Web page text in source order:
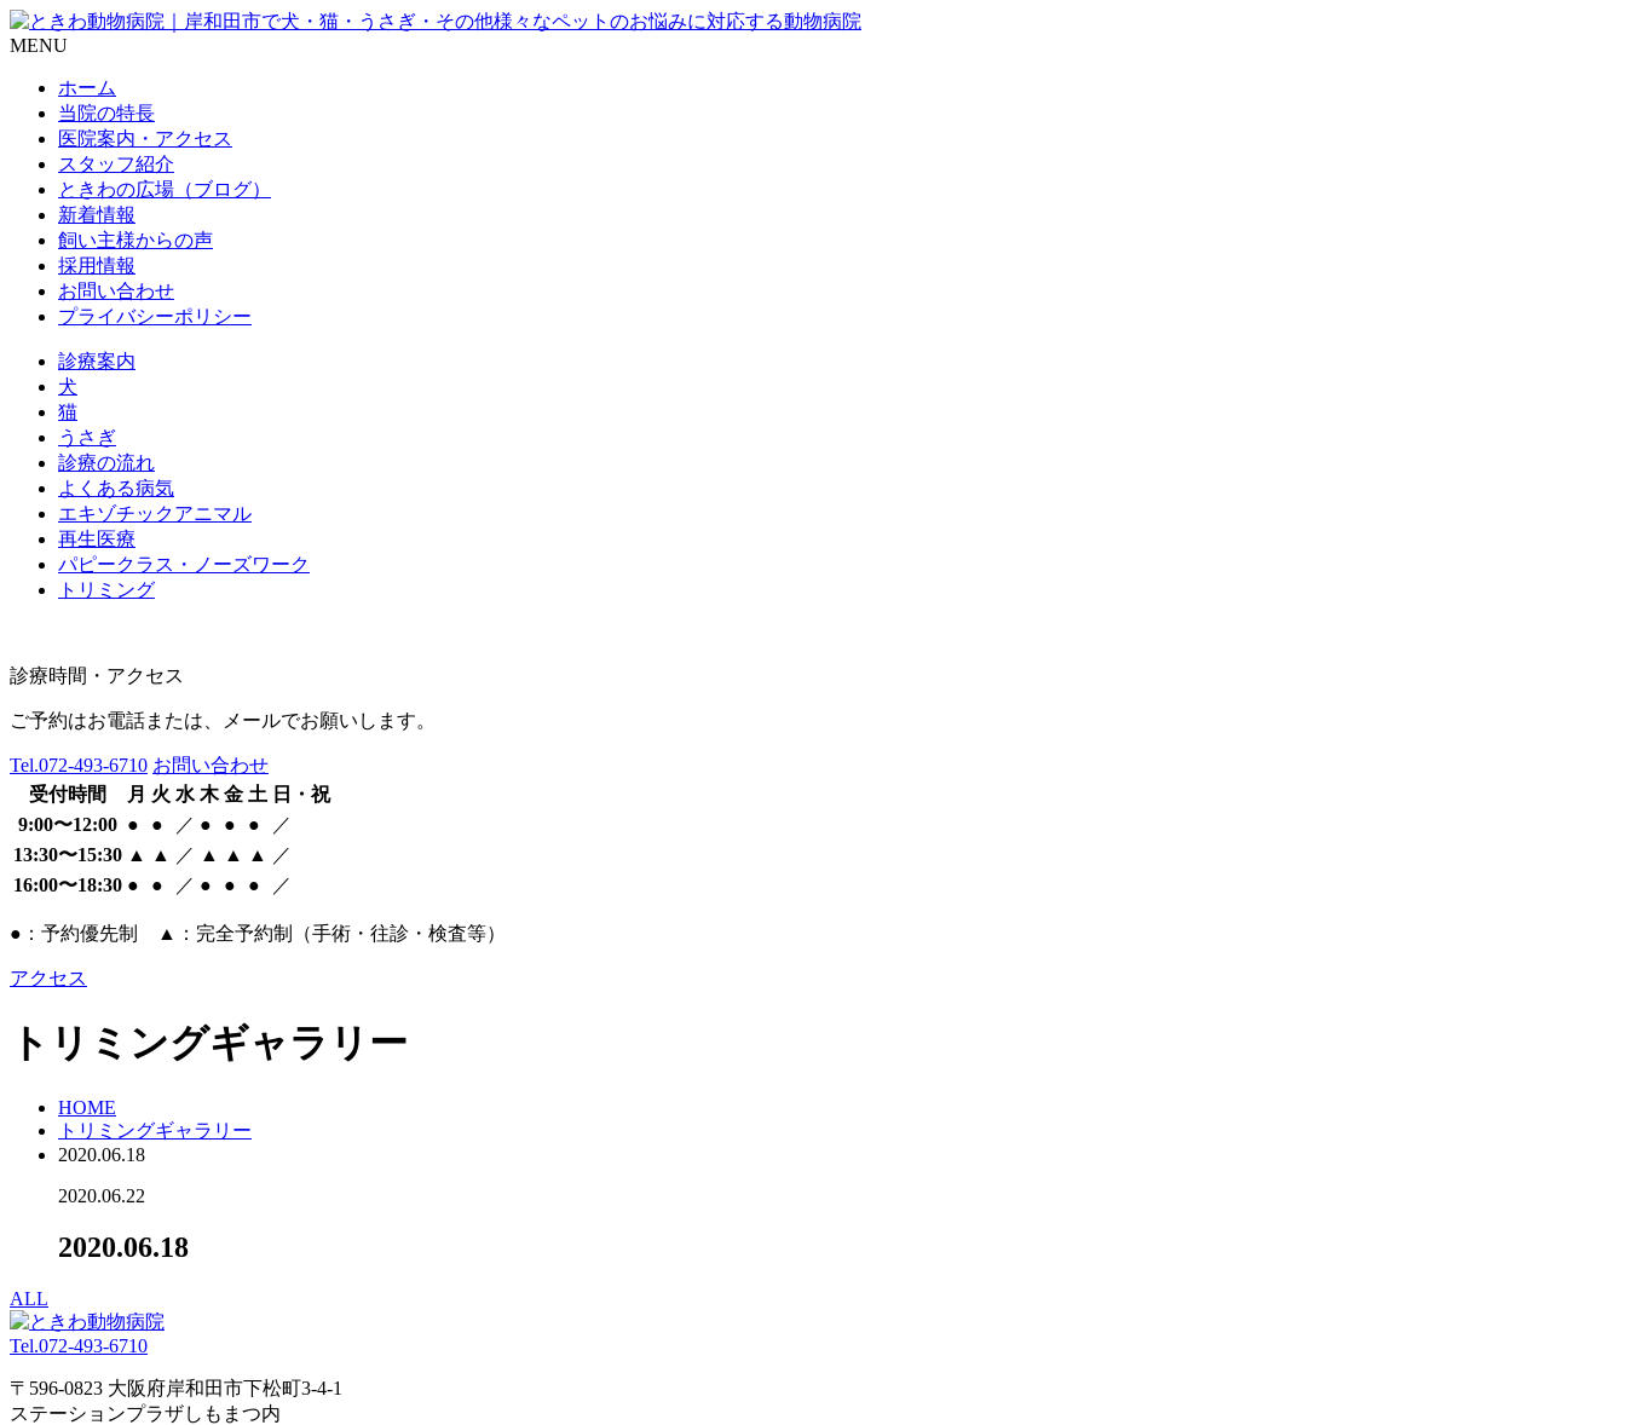
MENU
ホーム
当院の特長
医院案内・アクセス
スタッフ紹介
ときわの広場（ブログ）
新着情報
飼い主様からの声
採用情報
お問い合わせ
プライバシーポリシー
診療案内
犬
猫
うさぎ
診療の流れ
よくある病気
エキゾチックアニマル
再生医療
パピークラス・ノーズワーク
トリミング
診療時間・アクセス
ご予約はお電話または、メールでお願いします。
Tel.072-493-6710 お問い合わせ
受付時間
月 火 水 木 金 土 日・祝
9:00〜12:00 ● ● ／ ● ● ●
／
13:30〜15:30 ▲ ▲ ／ ▲ ▲ ▲
／
16:00〜18:30 ● ● ／ ● ● ● ／
●：予約優先制 ▲：完全予約制（手術・往診・検査等）
アクセス
トリミングギャラリー
HOME
トリミングギャラリー
2020.06.18
2020.06.22
2020.06.18
ALL
Tel.072-493-6710
〒596-0823 大阪府岸和田市下松町3-4-1
ステーションプラザしもまつ内